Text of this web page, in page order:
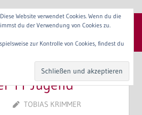
e. V. Menü
TT Jugend
TOBIAS KRIMMER
Website verwendet Cookies. Wenn du die
du der Verwendung von Cookies zu.
zur Kontrolle von Cookies, findest du